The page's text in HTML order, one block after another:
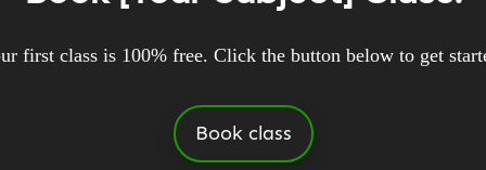
first class is 100% free. Click the button below to get
Book class